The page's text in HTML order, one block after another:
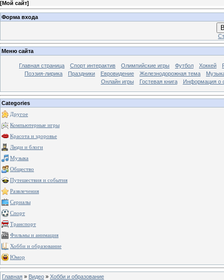
[Мой сайт]
Форма входа
Меню сайта
Главная страница Спорт интерактив Олимпийские игры Футбол Хоккей
Поэзия-лирика
Праздники Евровидение Железнодорожная тема
Онлайн игры
Гостевая книга Информация о
Categories
Другое
Компьютерные игры
Красота и здоровье
Люди и блоги
Музыка
Общество
Путешествия и события
Развлечения
Сериалы
Спорт
Транспорт
Фильмы и анимация
Хобби и образование
Юмор
Главная » Видео » Хобби и образование